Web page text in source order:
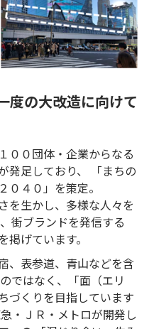
度の大改造に向けて
００団体・企業からなる
発足しており、 「まちの
４０」を策定。
を生かし、多様な人々を
街ブランドを発信する
掲げています。
、表参道、青山などを含
ではなく、「面（エリ
づくりを目指しています
・ＪＲ・メトロが開発し